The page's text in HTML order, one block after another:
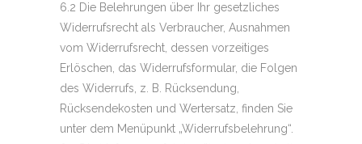
6.2 Die Belehrungen über Ihr gesetzliches
Widerrufsrecht als Verbraucher, Ausnahmen
vom Widerrufsrecht, dessen vorzeitiges
Erlöschen, das Widerrufsformular, die Folgen
des Widerrufs, z. B. Rücksendung,
Rücksendekosten und Wertersatz, finden Sie
unter dem Menüpunkt „Widerrufsbelehrung“.